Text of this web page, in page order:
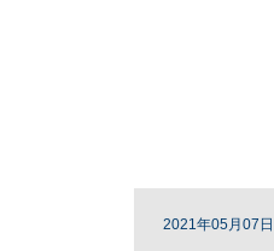
2021年05月07日